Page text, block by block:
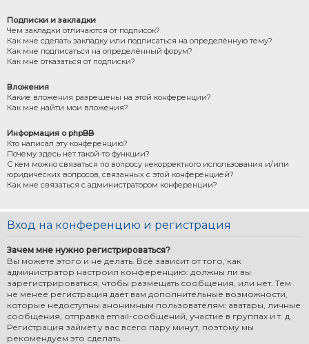
Подписки и закладки
Чем закладки отличаются от подписок?
Как мне сделать закладку или подписаться на определённую тему?
Как мне подписаться на определённый форум?
Как мне отказаться от подписки?
Вложения
Какие вложения разрешены на этой конференции?
Как мне найти мои вложения?
Информация о phpBB
Кто написал эту конференцию?
Почему здесь нет такой-то функции?
С кем можно связаться по вопросу некорректного использования и/или
юридических вопросов, связанных с этой конференцией?
Как мне связаться с администратором конференции?
Вход на конференцию и регистрация
Зачем мне нужно регистрироваться?
Вы можете этого и не делать. Всё зависит от того, как
администратор настроил конференцию: должны ли вы
зарегистрироваться, чтобы размещать сообщения, или нет. Тем
не менее регистрация даёт вам дополнительные возможности,
которые недоступны анонимным пользователям: аватары, личные
сообщения, отправка email-сообщений, участие в группах и т. д.
Регистрация займёт у вас всего пару минут, поэтому мы
рекомендуем это сделать.